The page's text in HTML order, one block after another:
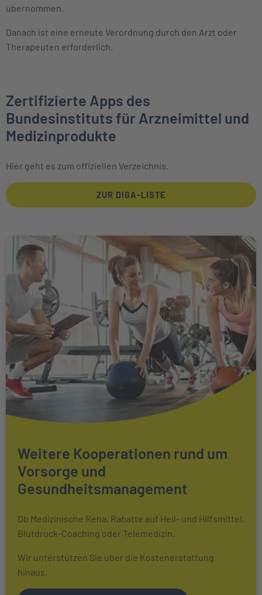
übernommen.
Danach ist eine erneute Verordnung durch den Arzt oder
Therapeuten erforderlich.
Zertifizierte Apps des
Bundesinstituts für Arzneimittel und
Medizinprodukte
Hier geht es zum offiziellen Verzeichnis.
ZUR DIGA-LISTE
Weitere Kooperationen rund um
Vorsorge und
Gesundheitsmanagement
Ob Medizinische Reha, Rabatte auf Heil- und Hilfsmittel,
Blutdruck-Coaching oder Telemedizin.
Wir unterstützen Sie über die Kostenerstattung
hinaus.